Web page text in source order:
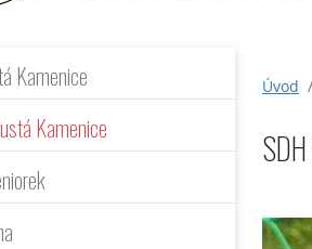
Kamenice
Kamenice
Úvod